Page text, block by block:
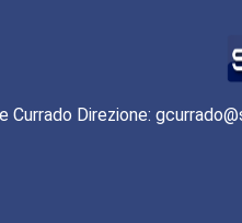
Direzione: